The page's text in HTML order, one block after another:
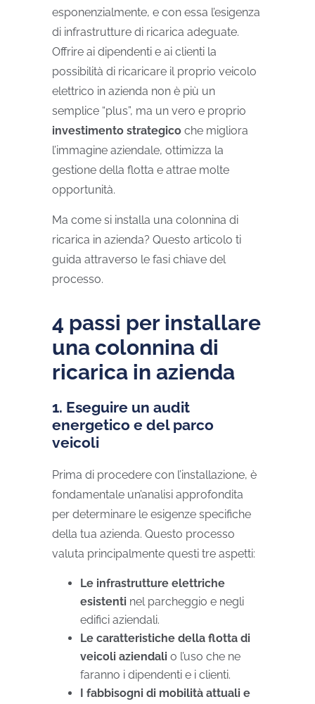
esponenzialmente, e con essa l’esigenza
di infrastrutture di ricarica adeguate.
Offrire ai dipendenti e ai clienti la
possibilità di ricaricare il proprio veicolo
elettrico in azienda non è più un
semplice “plus”, ma un vero e proprio
investimento strategico che migliora
l’immagine aziendale, ottimizza la
gestione della flotta e attrae molte
opportunità.
Ma come si installa una colonnina di
ricarica in azienda? Questo articolo ti
guida attraverso le fasi chiave del
processo.
4 passi per installare
una colonnina di
ricarica in azienda
1. Eseguire un audit
energetico e del parco
veicoli
Prima di procedere con l’installazione, è
fondamentale un’analisi approfondita
per determinare le esigenze specifiche
della tua azienda. Questo processo
valuta principalmente questi tre aspetti:
Le infrastrutture elettriche
esistenti nel parcheggio e negli
edifici aziendali.
Le caratteristiche della flotta di
veicoli aziendali o l’uso che ne
faranno i dipendenti e i clienti.
I fabbisogni di mobilità attuali e